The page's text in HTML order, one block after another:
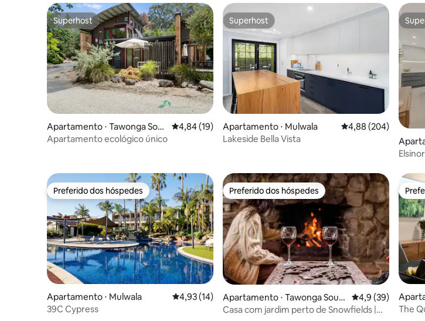
Superhost
Superhost
Apartamento ⋅ Tawonga Sout
h
4,84 de uma avaliação média de 5, 19 avaliações
4,84 (19)
Apartamento ecológico único
Superhost
Superhost
Apartamento ⋅ Mulwala 4,88 de uma
4,88 (204)
Lakeside Bella Vista
Preferido dos hóspedes
Preferido dos hóspedes
Apartamento ⋅ Mulwala 4,93 de uma avaliação média de 5, 14 avaliações
4,93 (14)
39C Cypress
Preferido dos hóspedes
Preferido dos hóspedes
Apartamento ⋅ Tawonga Sout
h
4,9 de uma
4,9 (39)
Casa com jardim perto de Snowfields |
The